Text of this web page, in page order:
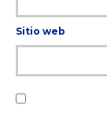
Sitio web